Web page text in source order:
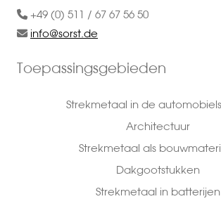
+49 (0) 511 / 67 67 56 50
info@sorst.de
Toepassingsgebieden
Strekmetaal in de
Architectuur
Strekmetaal als
Dakgootstukken
Strekmetaal in batterijen